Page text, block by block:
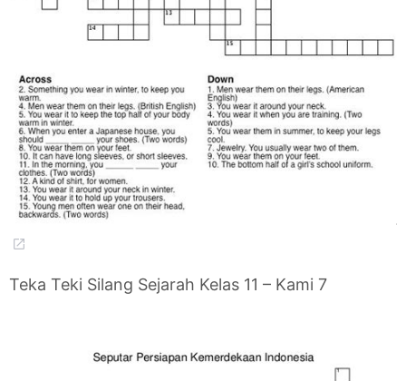
Teka Teki Silang Sejarah Kelas 11 – Kami 7